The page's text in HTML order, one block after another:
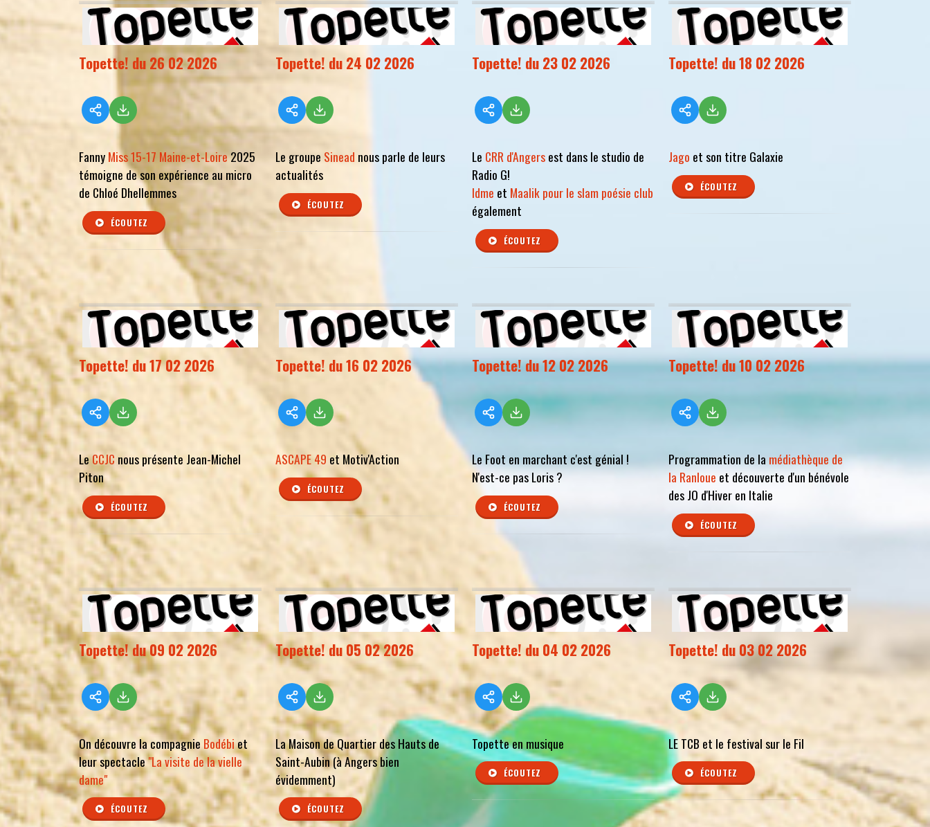
Topette! du 26 02 2026
FannyMiss 15-17 Maine-et-Loire2025
témoigne de son expérience au micro
de Chloé Dhellemmes
ÉCOUTEZ
Topette! du 24 02 2026
Le groupe Sinead nous parle de leurs
actualités
ÉCOUTEZ
Topette! du 23 02 2026
Le CRR d'Angersest dans le studio de
Radio G!
Idme et Maalik pour le slam poésie club
également
ÉCOUTEZ
Topette! du 18 02 2026
Jago et son titre Galaxie
ÉCOUTEZ
Topette! du 17 02 2026
LeCCJC nous présente Jean-Michel
Piton
ÉCOUTEZ
Topette! du 16 02 2026
ASCAPE 49 et Motiv'Action
ÉCOUTEZ
Topette! du 12 02 2026
Le Foot en marchant c'est génial !
N'est-ce pas Loris ?
ÉCOUTEZ
Topette! du 10 02 2026
Programmation de la médiathèque de
la Ranloue et découverte d'un bénévole
des JO d'Hiver en Italie
ÉCOUTEZ
Topette! du 09 02 2026
On découvre la compagnie Bodébiet
leur spectacle"La visite de la vielle
dame"
ÉCOUTEZ
Topette! du 05 02 2026
La Maison de Quartier des Hauts de
Saint-Aubin (à Angers bien
évidemment)
ÉCOUTEZ
Topette! du 04 02 2026
Topette en musique
ÉCOUTEZ
Topette! du 03 02 2026
LE TCB et le festival sur le Fil
ÉCOUTEZ